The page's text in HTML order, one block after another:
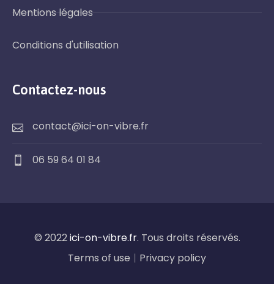
Mentions légales
Conditions d'utilisation
Contactez-nous
contact@ici-on-vibre.fr
06 59 64 01 84
© 2022ici-on-vibre.fr. Tous droits réservés.
Terms of use | Privacy policy